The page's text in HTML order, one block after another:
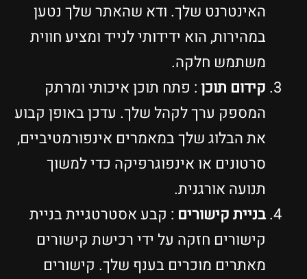
האינטרנט שלך. ודא שהאתר שלך נטען
במהירות, הוא ידידותי לנייד ומציע חווית
משתמש חלקה.
קידום תוכן : פתח תוכן איכותי ומרתק
המספק ערך לקהל שלך. עדכן באופן קבוע
את הבלוג שלך במאמרים אינפורמטיביים,
סרטונים או אינפוגרפיקה כדי למשוך
תנועה אורגנית.
בניית קישורים : קבע אסטרטגיית בניית
קישורים חזקה על ידי רכישת קישורים
מאתרים מוכרים בענף שלך. קישורים